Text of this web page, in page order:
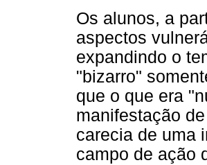
Os alunos, a
aspectos
expandindo o
"bizarro"
que o que era
manifestação
carecia de uma
campo de ação